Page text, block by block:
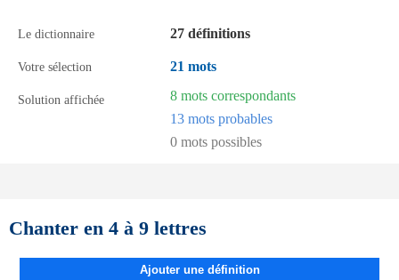
Le dictionnaire 27 définitions
Votre sélection 21 mots
Solution affichée
8 mots correspondants
13 mots probables
0 mots possibles
Chanter en 4 à 9 lettres
Ajouter une définition